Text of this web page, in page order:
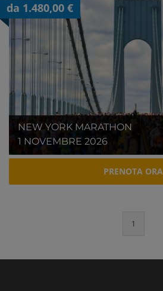
da 1.480,00 €
NEW YORK MARATHON
1 NOVEMBRE 2026
PRENOTA ORA
1